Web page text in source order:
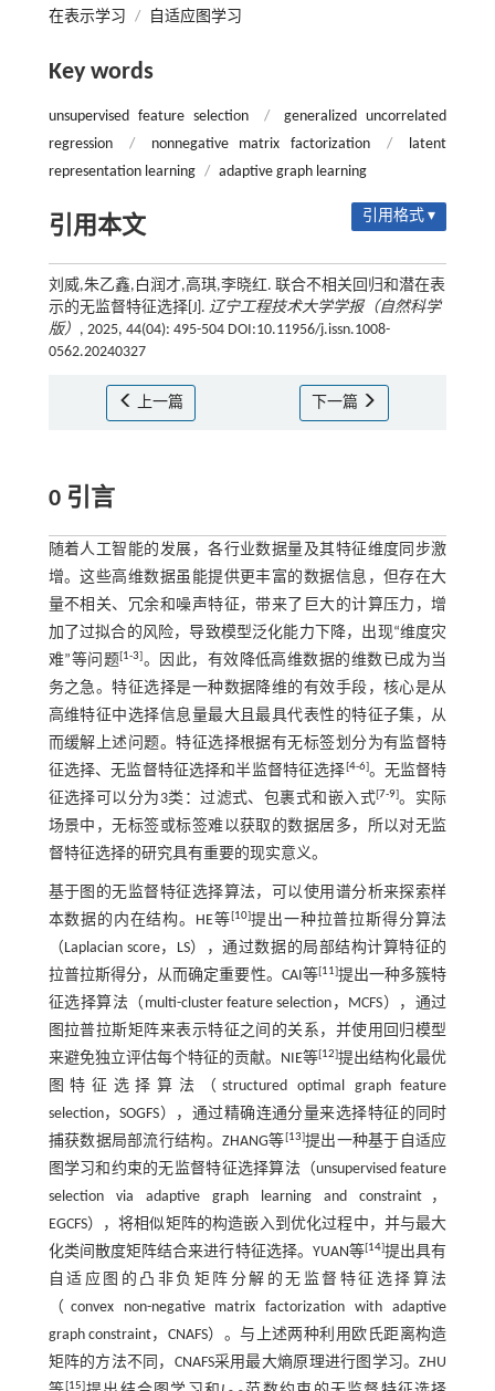
在表示学习 / 自适应图学习
Key words
unsupervised feature selection /
generalized uncorrelated
regression
/ nonnegative matrix factorization /
latent
representation learning / adaptive graph learning
引用本文 引用格式 ▾
刘威,朱乙鑫,白润才,高琪,李晓红. 联合不相关回归和潜在表
示的无监督特征选择[J]. 辽宁工程技术大学学报（自然科学
版） , 2025, 44(04): 495-504 DOI:10.11956/j.issn.1008-
0562.20240327
上一篇 下一篇
0 引言
随着人工智能的发展，各行业数据量及其特征维度同步激
增。这些高维数据虽能提供更丰富的数据信息，但存在大
量不相关、冗余和噪声特征，带来了巨大的计算压力，增
加了过拟合的风险，导致模型泛化能力下降，出现“维度灾
难”等问题[1-3]。因此，有效降低高维数据的维数已成为当
务之急。特征选择是一种数据降维的有效手段，核心是从
高维特征中选择信息量最大且最具代表性的特征子集，从
而缓解上述问题。特征选择根据有无标签划分为有监督特
征选择、无监督特征选择和半监督特征选择[4-6]。无监督特
征选择可以分为3类：过滤式、包裹式和嵌入式[7-9]。实际
场景中，无标签或标签难以获取的数据居多，所以对无监
督特征选择的研究具有重要的现实意义。
基于图的无监督特征选择算法，可以使用谱分析来探索样
本数据的内在结构。HE等[10]提出一种拉普拉斯得分算法
（Laplacian score，LS），通过数据的局部结构计算特征的
拉普拉斯得分，从而确定重要性。CAI等[11]提出一种多簇特
征选择算法（multi-cluster feature selection，MCFS），通过
图拉普拉斯矩阵来表示特征之间的关系，并使用回归模型
来避免独立评估每个特征的贡献。NIE等[12]提出结构化最优
图特征选择算法（structured optimal graph feature
selection，SOGFS），通过精确连通分量来选择特征的同时
捕获数据局部流行结构。ZHANG等[13]提出一种基于自适应
图学习和约束的无监督特征选择算法（unsupervised feature
selection via adaptive graph learning and constraint，
EGCFS），将相似矩阵的构造嵌入到优化过程中，并与最大
化类间散度矩阵结合来进行特征选择。YUAN等[14]提出具有
自适应图的凸非负矩阵分解的无监督特征选择算法
（convex non-negative matrix factorization with adaptive
graph constraint，CNAFS）。与上述两种利用欧氏距离构造
矩阵的方法不同，CNAFS采用最大熵原理进行图学习。ZHU
[15]